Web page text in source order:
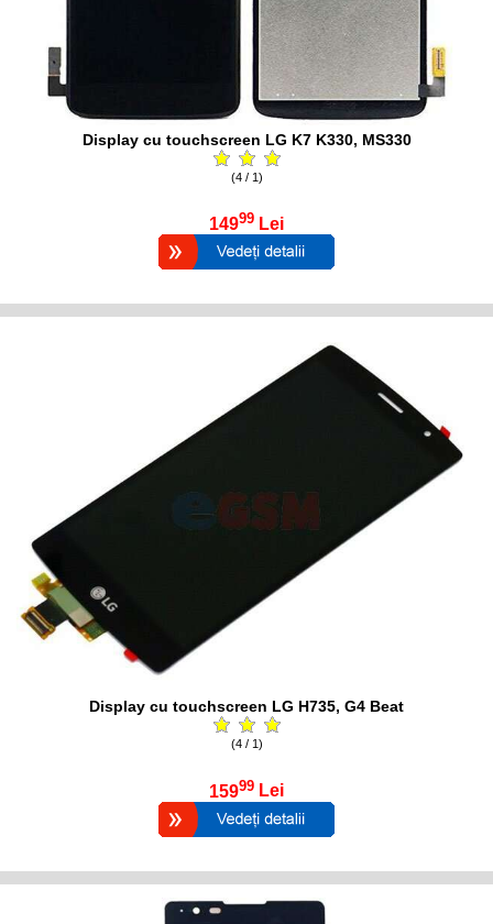
Display cu touchscreen LG K7 K330, MS330
(4 / 1)
14999 Lei
Display cu touchscreen LG H735, G4 Beat
(4 / 1)
15999 Lei